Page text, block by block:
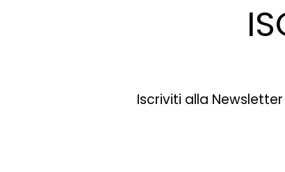
Iscriviti alla